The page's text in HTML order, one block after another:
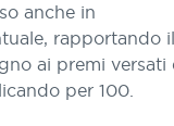
anche in
rapportando il
ai premi versati
per 100.